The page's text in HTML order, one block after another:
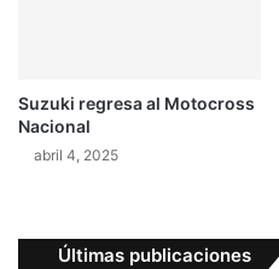
Suzuki regresa al Motocross
Nacional
abril 4, 2025
Últimas publicaciones